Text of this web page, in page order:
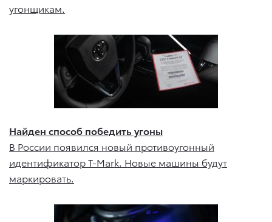
угонщикам.
Найден способ победить угоны
В России появился новый противоугонный
идентификатор T-Mark. Новые машины будут
маркировать.